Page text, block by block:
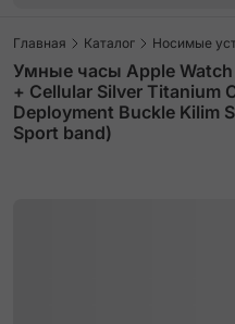
Главная Каталог Носимые
Умные часы Apple Watch
+ Cellular Silver Titanium
Deployment Buckle Kilim
Sport band)